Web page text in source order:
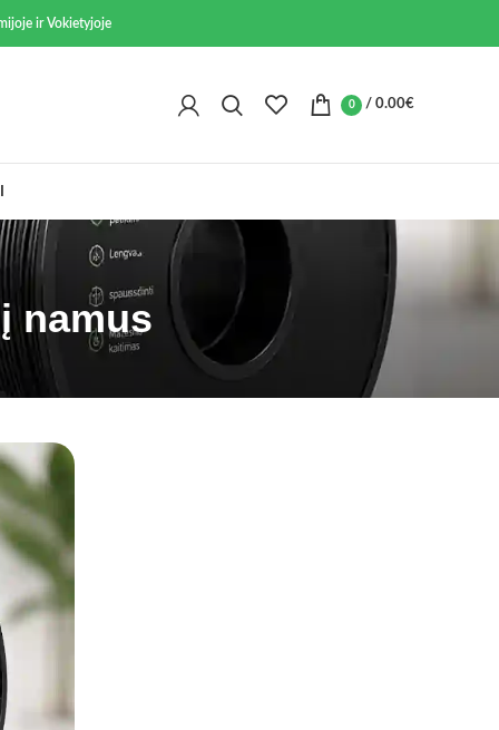
ir Vokietyjoje
0 / 0.00€
namus